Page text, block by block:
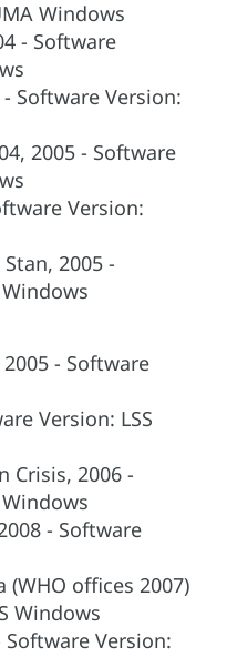
Windows
- Software
Software Version:
2005 - Software
Version:
2005 -
- Software
Version: LSS
Crisis, 2006 -
- Software
(WHO offices 2007)
Windows
Software Version: